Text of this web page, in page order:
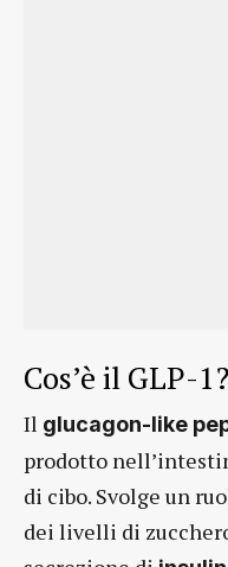
Cos’è il GLP-1?
Il glucagon-like
prodotto
di cibo. Svolge un
dei livelli di